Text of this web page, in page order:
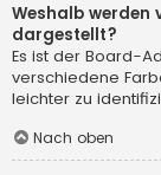
Weshalb werden
dargestellt?
Es ist der Board-
verschiedene
leichter zu
Nach oben